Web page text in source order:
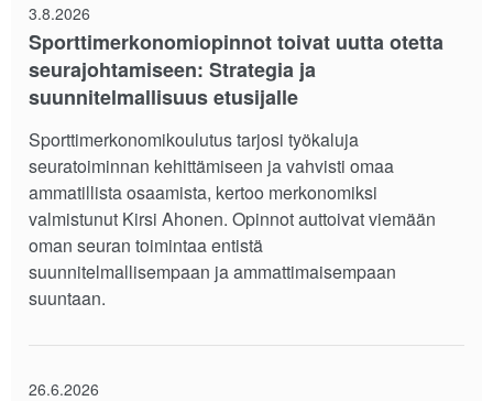
3.8.2026
Sporttimerkonomiopinnot toivat uutta otetta
seurajohtamiseen: Strategia ja
suunnitelmallisuus etusijalle
Sporttimerkonomikoulutus tarjosi työkaluja
seuratoiminnan kehittämiseen ja vahvisti omaa
ammatillista osaamista, kertoo merkonomiksi
valmistunut Kirsi Ahonen. Opinnot auttoivat viemään
oman seuran toimintaa entistä
suunnitelmallisempaan ja ammattimaisempaan
suuntaan.
26.6.2026